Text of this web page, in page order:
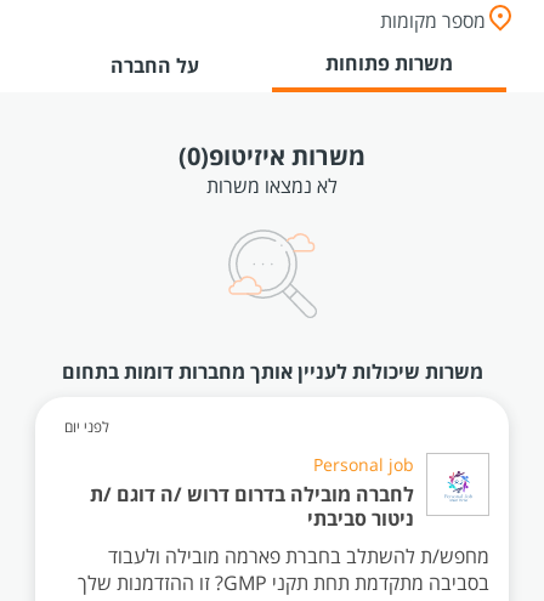
מספר מקומות
משרות פתוחות
על החברה
משרות איזיטופ(0)
לא נמצאו משרות
משרות שיכולות לעניין אותך מחברות דומות בתחום
לפני יום
Personal job
לחברה מובילה בדרום דרוש /ה דוגם /ת
ניטור סביבתי
מחפש/ת להשתלב בחברת פארמה מובילה ולעבוד
בסביבה מתקדמת תחת תקני GMP? זו ההזדמנות שלך